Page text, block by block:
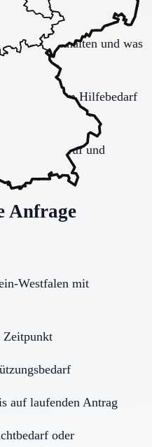
enthalten und was
steigendem Hilfebedarf
Notruf und
Anfrage
Westfalen mit
Zeitpunkt
auf laufenden Antrag
oder